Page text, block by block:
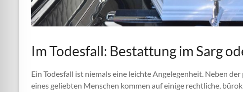
Im Todesfall: Bestattung im Sarg
Ein Todesfall ist niemals eine leichte Angelegenheit. Neben
eines geliebten Menschen kommen auf einige rechtliche,